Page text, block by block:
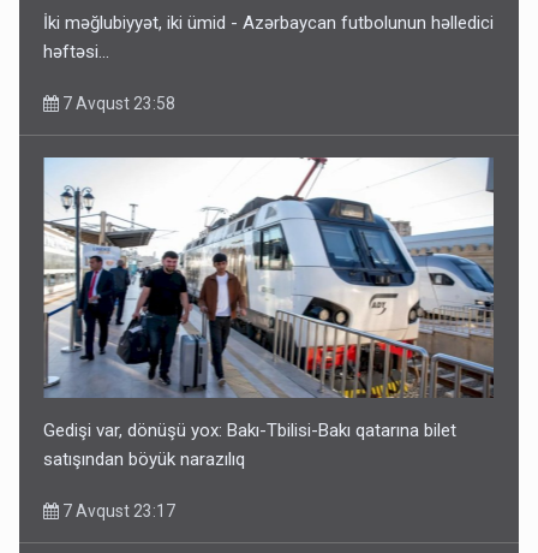
Geri çağırılan səfir Abel Məhərrəmovun oğludur - DOSYE
7 Avqust 14:07
İki məğlubiyyət, iki ümid - Azərbaycan futbolunun həlledici
həftəsi...
7 Avqust 23:58
Gedişi var, dönüşü yox: Bakı-Tbilisi-Bakı qatarına bilet
satışından böyük narazılıq
7 Avqust 23:17